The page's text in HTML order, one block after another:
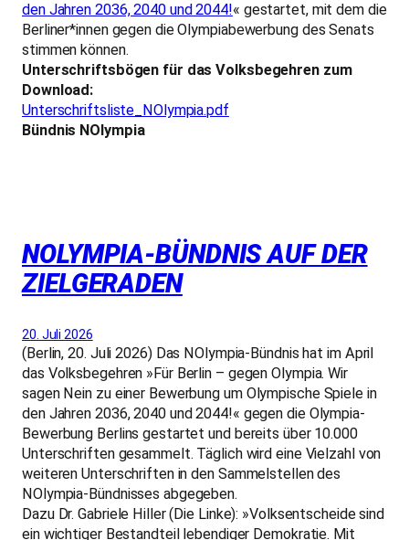
den Jahren 2036, 2040 und 2044!« gestartet, mit dem die
Berliner*innen gegen die Olympiabewerbung des Senats
stimmen können.
Unterschriftsbögen für das Volksbegehren zum
Download:
Unterschriftsliste_NOlympia.pdf
Bündnis NOlympia
NOLYMPIA-BÜNDNIS AUF DER
ZIELGERADEN
20. Juli 2026
(Berlin, 20. Juli 2026) Das NOlympia-Bündnis hat im April
das Volksbegehren »Für Berlin – gegen Olympia. Wir
sagen Nein zu einer Bewerbung um Olympische Spiele in
den Jahren 2036, 2040 und 2044!« gegen die Olympia-
Bewerbung Berlins gestartet und bereits über 10.000
Unterschriften gesammelt. Täglich wird eine Vielzahl von
weiteren Unterschriften in den Sammelstellen des
NOlympia-Bündnisses abgegeben.
Dazu Dr. Gabriele Hiller (Die Linke): »Volksentscheide sind
ein wichtiger Bestandteil lebendiger Demokratie. Mit